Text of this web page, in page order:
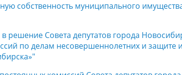
собственность муниципального
Совета депутатов города
по делам несовершеннолетних и защите